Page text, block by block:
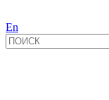
En